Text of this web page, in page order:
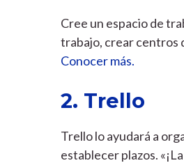
Cree un espacio de
trabajo, crear centros
Conocer más.
2. Trello
Trello lo ayudará a
establecer plazos.